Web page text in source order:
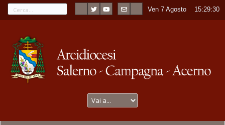
Ven 7 Agosto 15:29:30